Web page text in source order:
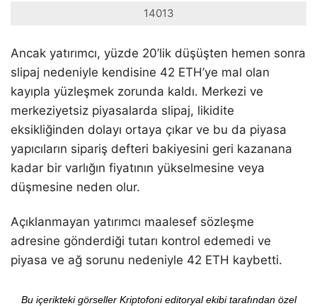
14013
Ancak yatırımcı, yüzde 20’lik düşüşten hemen sonra
slipaj nedeniyle kendisine 42 ETH’ye mal olan
kayıpla yüzleşmek zorunda kaldı. Merkezi ve
merkeziyetsiz piyasalarda slipaj, likidite
eksikliğinden dolayı ortaya çıkar ve bu da piyasa
yapıcıların sipariş defteri bakiyesini geri kazanana
kadar bir varlığın fiyatının yükselmesine veya
düşmesine neden olur.
Açıklanmayan yatırımcı maalesef sözleşme
adresine gönderdiği tutarı kontrol edemedi ve
piyasa ve ağ sorunu nedeniyle 42 ETH kaybetti.
Bu içerikteki görseller Kriptofoni editoryal ekibi tarafından özel